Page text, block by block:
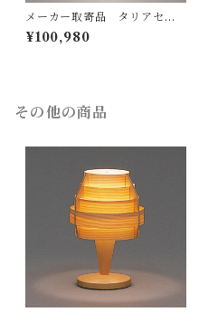
メーカー取寄品 タリアセン
Frank Lloyd Wright / TALI
ESIN4 ウォルナット S7317 /
¥100,980
その他の商品